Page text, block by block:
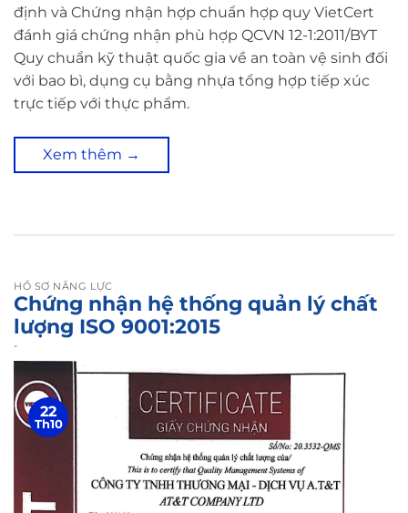
định và Chứng nhận hợp chuẩn hợp quy VietCert
đánh giá chứng nhận phù hợp QCVN 12-1:2011/BYT
Quy chuẩn kỹ thuật quốc gia về an toàn vệ sinh đối
với bao bì, dụng cụ bằng nhựa tổng hợp tiếp xúc
trực tiếp với thực phẩm.
Xem thêm →
HỒ SƠ NĂNG LỰC
Chứng nhận hệ thống quản lý chất
lượng ISO 9001:2015
-
22
Th10